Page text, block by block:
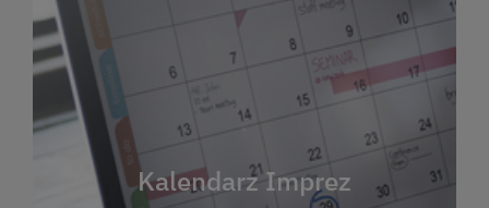
Kalendarz Imprez
Kalendarz Imprez
Zakładka ta gromadzi wszystkie planowane
wydarzenia kulturalne i edukacyjne organizowane
przez bibliotekę. Możesz tu sprawdzić terminy
spotkań, warsztatów, wystaw czy konkursów.
Dzięki przejrzystemu kalendarzowi łatwo